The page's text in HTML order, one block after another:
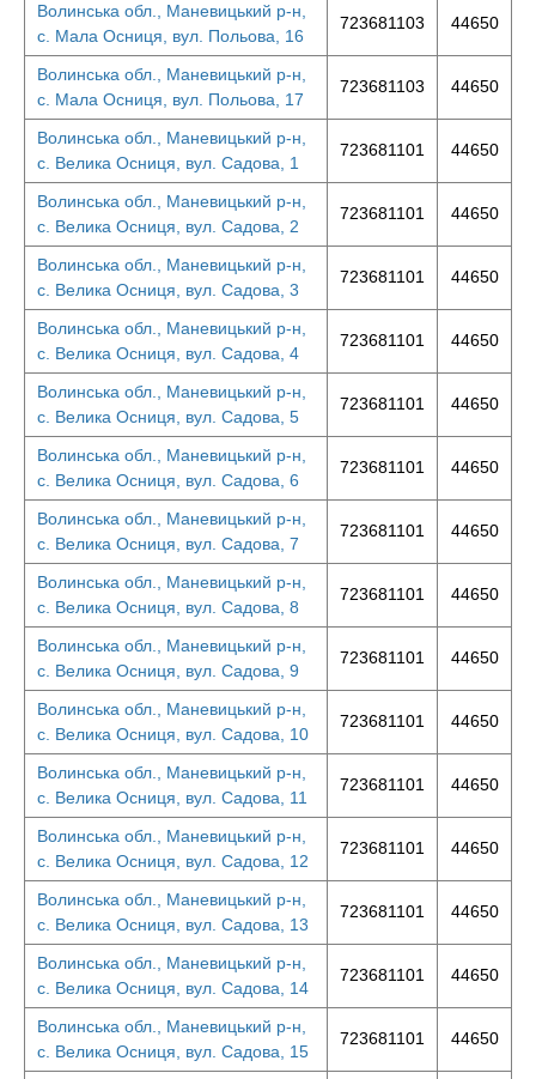
Волинська обл., Маневицький р-н,
с. Мала Осниця, вул. Польова, 16
723681103 44650
Волинська обл., Маневицький р-н,
с. Мала Осниця, вул. Польова, 17
723681103 44650
Волинська обл., Маневицький р-н,
с. Велика Осниця, вул. Садова, 1
723681101 44650
Волинська обл., Маневицький р-н,
с. Велика Осниця, вул. Садова, 2
723681101 44650
Волинська обл., Маневицький р-н,
с. Велика Осниця, вул. Садова, 3
723681101 44650
Волинська обл., Маневицький р-н,
с. Велика Осниця, вул. Садова, 4
723681101 44650
Волинська обл., Маневицький р-н,
с. Велика Осниця, вул. Садова, 5
723681101 44650
Волинська обл., Маневицький р-н,
с. Велика Осниця, вул. Садова, 6
723681101 44650
Волинська обл., Маневицький р-н,
с. Велика Осниця, вул. Садова, 7
723681101 44650
Волинська обл., Маневицький р-н,
с. Велика Осниця, вул. Садова, 8
723681101 44650
Волинська обл., Маневицький р-н,
с. Велика Осниця, вул. Садова, 9
723681101 44650
Волинська обл., Маневицький р-н,
с. Велика Осниця, вул. Садова, 10
723681101 44650
Волинська обл., Маневицький р-н,
с. Велика Осниця, вул. Садова, 11
723681101 44650
Волинська обл., Маневицький р-н,
с. Велика Осниця, вул. Садова, 12
723681101 44650
Волинська обл., Маневицький р-н,
с. Велика Осниця, вул. Садова, 13
723681101 44650
Волинська обл., Маневицький р-н,
с. Велика Осниця, вул. Садова, 14
723681101 44650
Волинська обл., Маневицький р-н,
с. Велика Осниця, вул. Садова, 15
723681101 44650